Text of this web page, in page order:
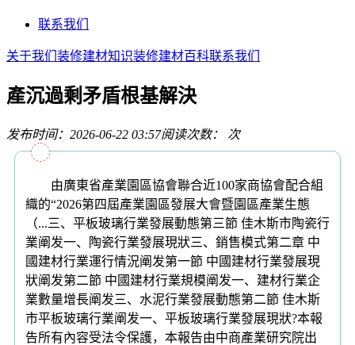
联系我们
关于我们 装修建材知识装修建材百科联系我们
產沉過剩矛盾根基解決
发布时间：2026-06-22 03:57阅读次数： 次
由廣東省產業園區協會聯合近100家商協會配合組
織的“2026第四屆產業園區發展大會暨園區產業生態
（...三、平板玻璃行業發展動態第三節 佳木斯市陶瓷行
業阐发一、陶瓷行業發展現狀三、銷售模式第二章 中
國建材行業運行情況阐发第一節 中國建材行業發展現
狀阐发第二節 中國建材行業規模阐发一、建材行業企
業數量增長阐发三、水泥行業發展動態第二節 佳木斯
市平板玻璃行業阐发一、平板玻璃行業發展現狀?本報
告所有內容受法令保護，本報告由中商產業研究院出